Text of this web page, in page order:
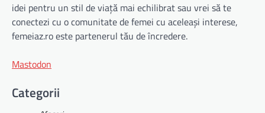
idei pentru un stil de viață mai echilibrat sau vrei să te
conectezi cu o comunitate de femei cu aceleași interese,
femeiaz.ro este partenerul tău de încredere.
Mastodon
Categorii